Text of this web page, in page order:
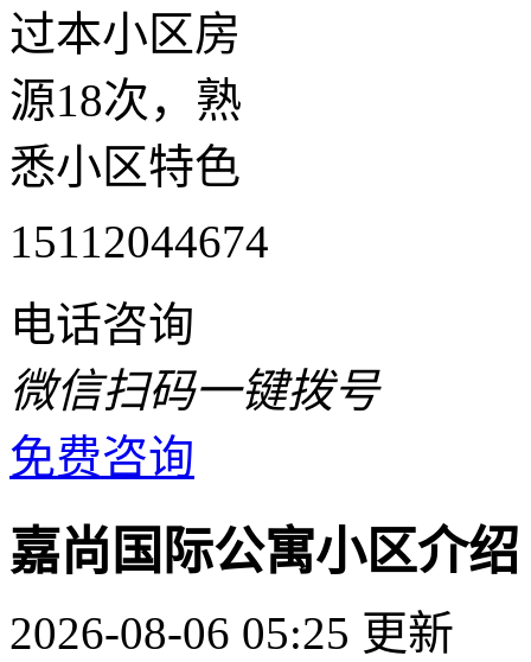
过本小区房
源18次，熟
悉小区特色
15112044674
电话咨询
微信扫码一键拨号
免费咨询
嘉尚国际公寓小区介绍
2026-08-06 05:25 更新